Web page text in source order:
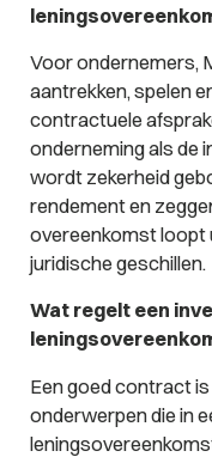
Voor ondernemers,
aantrekken, spelen
contractuele
onderneming als de
wordt zekerheid
rendement en
overeenkomst loopt
juridische geschillen.
Wat regelt een
Een goed contract
onderwerpen die in